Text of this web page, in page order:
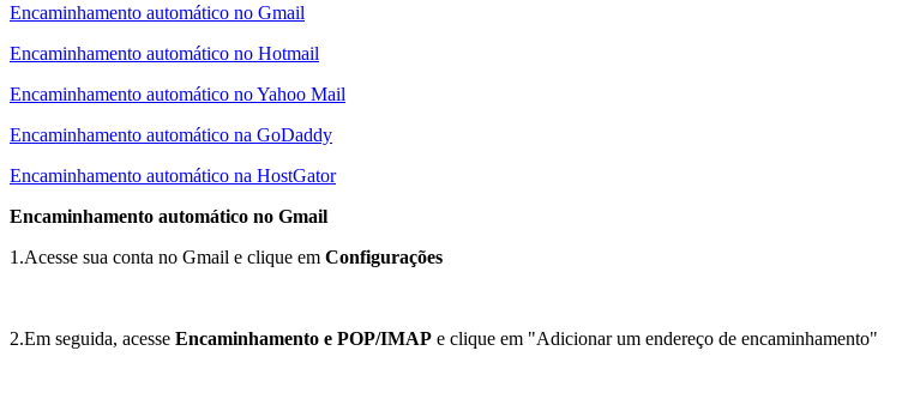
Encaminhamento automático no Gmail
Encaminhamento automático no Hotmail
Encaminhamento automático no Yahoo Mail
Encaminhamento automático na GoDaddy
Encaminhamento automático na HostGator
Encaminhamento automático no Gmail
1.Acesse sua conta no Gmail e clique em Configurações
2.Em seguida, acesse Encaminhamento e POP/IMAP e clique em "Adicionar um endereço de encaminhamento"